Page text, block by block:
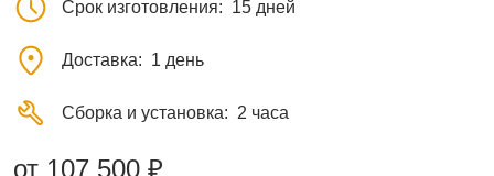
Срок изготовления 15 дней
Доставка 1 день
Сборка и установка 2 часа
от 107 500 ₽